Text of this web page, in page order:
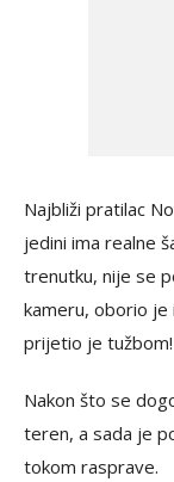
Najbliži pratilac
jedini ima realne
trenutku, nije se
kameru, oborio je
prijetio je tužbom!
Nakon što se
teren, a sada je
tokom rasprave.